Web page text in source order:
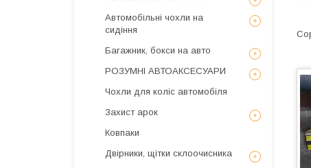
Автомобільні чохли на
сидіння
Багажник, бокси на авто
РОЗУМНІ АВТОАКСЕСУАРИ
Чохли для коліс автомобіля
Захист арок
Ковпаки
Двірники, щітки склоочисника